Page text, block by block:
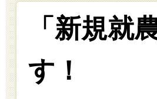
「新規就
す！